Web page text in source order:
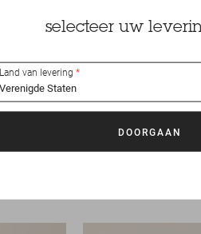
selecteer uw
Land van levering